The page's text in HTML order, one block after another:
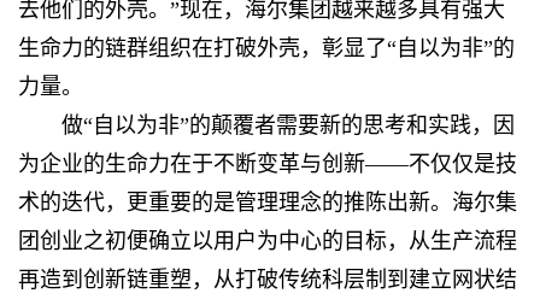
去他们的外壳。”现在，海尔集团越来越多具有强大
生命力的链群组织在打破外壳，彰显了“自以为非”的
力量。
做“自以为非”的颠覆者需要新的思考和实践，因
为企业的生命力在于不断变革与创新——不仅仅是技
术的迭代，更重要的是管理理念的推陈出新。海尔集
团创业之初便确立以用户为中心的目标，从生产流程
再造到创新链重塑，从打破传统科层制到建立网状结